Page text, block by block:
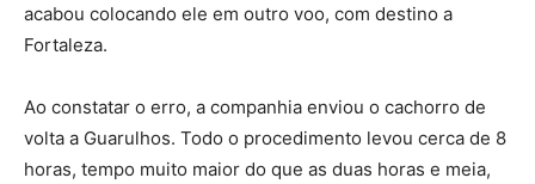
acabou colocando ele em outro voo, com destino a
Fortaleza.
Ao constatar o erro, a companhia enviou o cachorro de
volta a Guarulhos. Todo o procedimento levou cerca de 8
horas, tempo muito maior do que as duas horas e meia,